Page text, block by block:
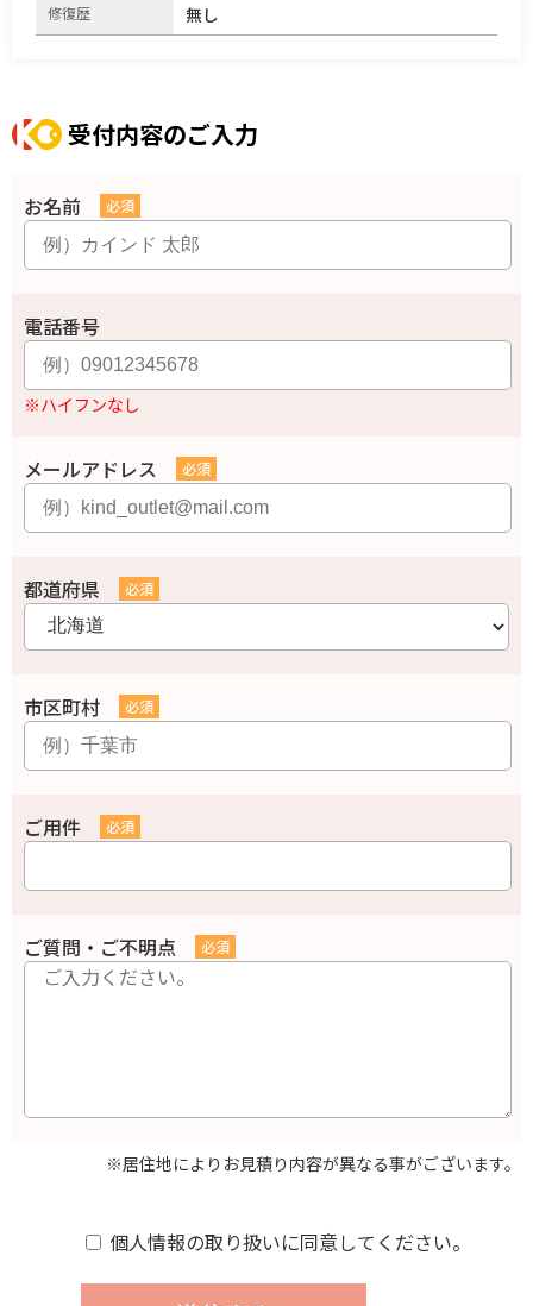
修復歴
無し
受付内容のご入力
お名前
電話番号
※ハイフンなし
メールアドレス
都道府県
市区町村
ご用件
ご質問・ご不明点
※居住地によりお見積り内容が異なる事がございます。
個人情報の取り扱いに同意してください。